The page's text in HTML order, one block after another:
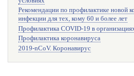
Рекомендации по профилактике новой
инфекции для тех, кому 60 и более лет
Профилактика COVID-19 в
Профилактика коронавируса
2019-nCoV. Коронавирус